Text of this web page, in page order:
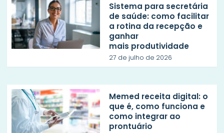
Sistema para secretária
de saúde: como facilitar
a rotina da recepção e
ganhar
mais produtividade
27 de julho de 2026
Memed receita digital: o
que é, como funciona e
como integrar ao
prontuário